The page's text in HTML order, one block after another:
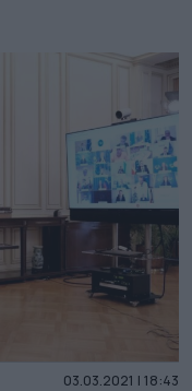
03.03.2021 | 18:43